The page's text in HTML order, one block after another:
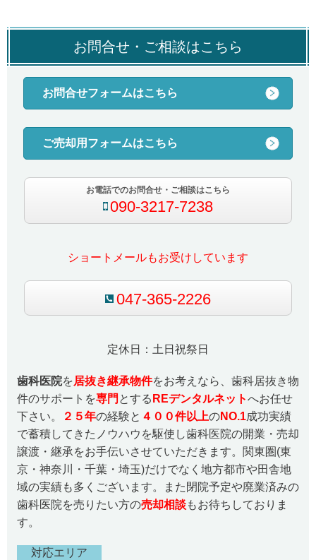
お問合せ・ご相談はこちら
お問合せフォームはこちら
ご売却用フォームはこちら
お電話でのお問合せ・ご相談はこちら
090-3217-7238
ショートメールもお受けしています
047-365-2226
定休日：土日祝祭日
歯科医院を居抜き継承物件をお考えなら、歯科居抜き物
件のサポートを専門 とする REデンタルネットへお任せ
下さい。
２５年の経験と ４００件以上のNO.1成功実績
で蓄積してきたノウハウを駆使し歯科医院の開業・売却
譲渡・継承をお手伝いさせていただきます。関東圏(東
京・神奈川・千葉・埼玉)だけでなく地方都市や田舎地
域の実績も多くございます。また閉院予定や廃業済みの
歯科医院を売りたい方の売却相談もお待ちしておりま
す。
対応エリア